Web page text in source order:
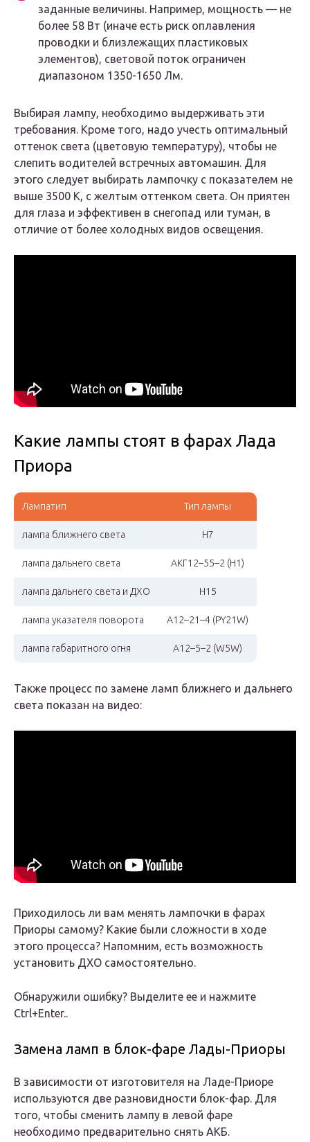
заданные величины. Например, мощность — не
более 58 Вт (иначе есть риск оплавления
проводки и близлежащих пластиковых
элементов), световой поток ограничен
диапазоном 1350-1650 Лм.
Выбирая лампу, необходимо выдерживать эти
требования. Кроме того, надо учесть оптимальный
оттенок света (цветовую температуру), чтобы не
слепить водителей встречных автомашин. Для
этого следует выбирать лампочку с показателем не
выше 3500 К, с желтым оттенком света. Он приятен
для глаза и эффективен в снегопад или туман, в
отличие от более холодных видов освещения.
Какие лампы стоят в фарах Лада
Приора
Лампатип Тип лампы
лампа ближнего света H7
лампа дальнего света АКГ12–55–2 (H1)
лампа дальнего света и ДХО H15
лампа указателя поворота А12–21–4 (PY21W)
лампа габаритного огня А12–5–2 (W5W)
Также процесс по замене ламп ближнего и дальнего
света показан на видео:
Приходилось ли вам менять лампочки в фарах
Приоры самому? Какие были сложности в ходе
этого процесса? Напомним, есть возможность
установить ДХО самостоятельно.
Обнаружили ошибку? Выделите ее и нажмите
Ctrl+Enter..
Замена ламп в блок-фаре Лады-Приоры
В зависимости от изготовителя на Ладе-Приоре
используются две разновидности блок-фар. Для
того, чтобы сменить лампу в левой фаре
необходимо предварительно снять АКБ.